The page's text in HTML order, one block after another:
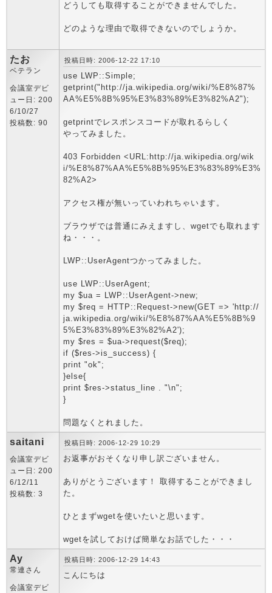
どうしても取得することができませんでした。
どのような理由で取得できないのでしょうか。
たお
ベテラン
会議室デビ
ュー日: 200
6/10/27
投稿数: 90
投稿日時: 2006-12-22 17:10
use LWP::Simple;
getprint("http://ja.wikipedia.org/wiki/%E8%87%
AA%E5%8B%95%E3%83%89%E3%82%A2");
getprintでレスポンスコードが取れるらしく
やってみました。
403 Forbidden <URL:http://ja.wikipedia.org/wik
i/%E8%87%AA%E5%8B%95%E3%83%89%E3%
82%A2>
アクセス権が無いっていわれちゃいます。
ブラウザでは普通にみえますし、wgetでも取れます
ね・・・。
LWP::UserAgentつかってみました。
use LWP::UserAgent;
my $ua = LWP::UserAgent->new;
my $req = HTTP::Request->new(GET => 'http://
ja.wikipedia.org/wiki/%E8%87%AA%E5%8B%9
5%E3%83%89%E3%82%A2');
my $res = $ua->request($req);
if ($res->is_success) {
print "ok";
}else{
print $res->status_line . "\n";
}
問題なくとれました。
saitani
会議室デビ
ュー日: 200
6/12/11
投稿数: 3
投稿日時: 2006-12-29 10:29
お返事がおそくなり申し訳ございません。
ありがとうございます！ 取得することができまし
た。
ひとまずwgetを使いたいと思います。
wgetを試しておけば簡単なお話でした・・・
Ay
常連さん
会議室デビ
投稿日時: 2006-12-29 14:43
こんにちは